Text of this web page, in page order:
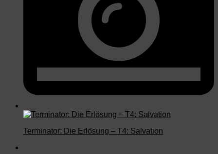
Terminator: Die Erlösung – T4: Salvation